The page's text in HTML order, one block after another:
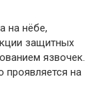
на нёбе,
защитных
язвочек.
проявляется на